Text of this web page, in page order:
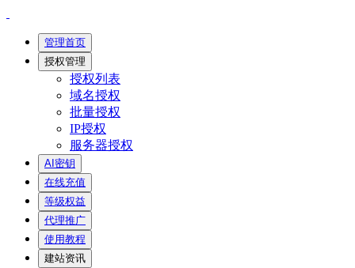
管理首页
授权管理
授权列表
域名授权
批量授权
IP授权
服务器授权
AI密钥
在线充值
等级权益
代理推广
使用教程
建站资讯